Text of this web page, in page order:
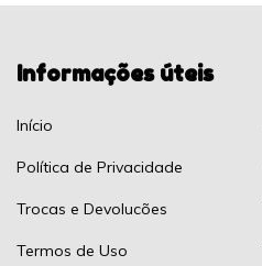
Informações úteis
Início
Política de Privacidade
Trocas e Devolucões
Termos de Uso